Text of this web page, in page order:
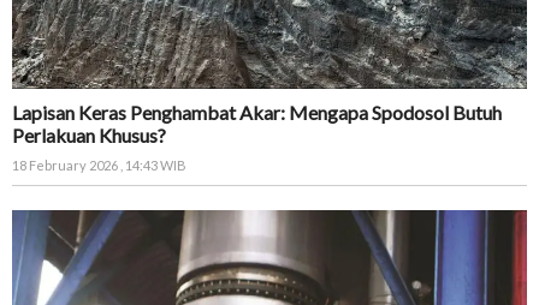
Lapisan Keras Penghambat Akar: Mengapa Spodosol Butuh
Perlakuan Khusus?
18 February 2026 , 14:43 WIB